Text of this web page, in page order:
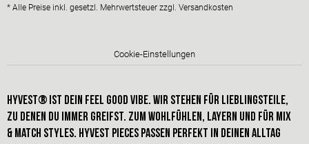
* Alle Preise inkl. gesetzl. Mehrwertsteuer zzgl. Versandkosten
Cookie-Einstellungen
HYVEST® IST dein FEEL GOOD VIBE. Wir stehen für Lieblingsteile,
zu denen du immer greifst. Zum Wohlfühlen, Layern und für Mix
& Match styles. hyvest pieces passen perfekt in deinen alltag